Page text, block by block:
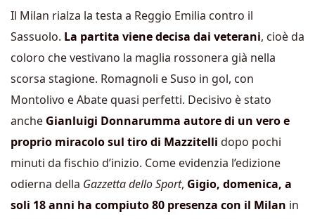
Il Milan rialza la testa a Reggio Emilia contro il
Sassuolo. La partita viene decisa dai veterani, cioè da
coloro che vestivano la maglia rossonera già nella
scorsa stagione. Romagnoli e Suso in gol, con
Montolivo e Abate quasi perfetti. Decisivo è stato
anche Gianluigi Donnarumma autore di un vero e
proprio miracolo sul tiro di Mazzitelli dopo pochi
minuti da fischio d’inizio. Come evidenzia l’edizione
odierna della Gazzetta dello Sport, Gigio, domenica, a
soli 18 anni ha compiuto 80 presenza con il Milan in